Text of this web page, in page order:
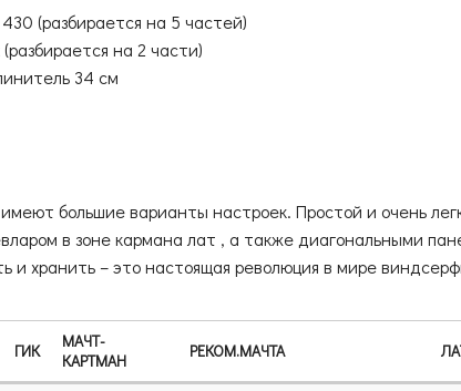
(разбирается на 5 частей)
на 2 части)
34 см
большие варианты настроек. Простой и очень
в зоне кармана лат , а также диагональными
и хранить – это настоящая революция в мире
ГИК
МАЧТ-
КАРТМАН
РЕКОМ.МАЧТА